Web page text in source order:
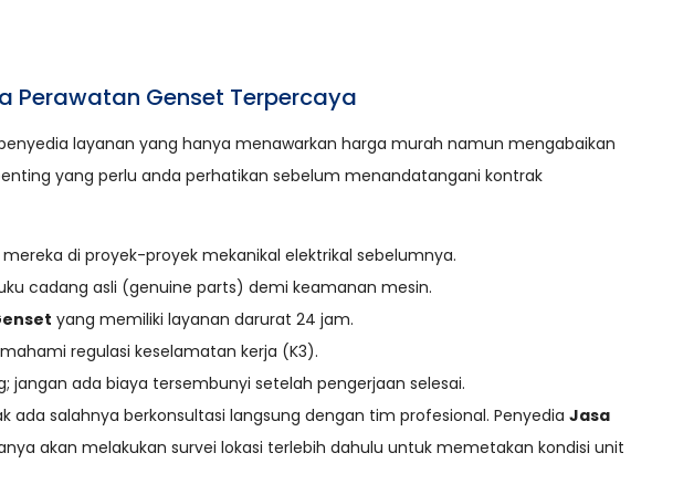
Perawatan Genset Terpercaya
layanan yang hanya menawarkan harga murah namun mengabaikan
yang perlu anda perhatikan sebelum menandatangani kontrak
di proyek-proyek mekanikal elektrikal sebelumnya.
cadang asli (genuine parts) demi keamanan mesin.
yang memiliki layanan darurat 24 jam.
regulasi keselamatan kerja (K3).
jangan ada biaya tersembunyi setelah pengerjaan selesai.
ada salahnya berkonsultasi langsung dengan tim profesional. Penyedia Jasa
akan melakukan survei lokasi terlebih dahulu untuk memetakan kondisi unit